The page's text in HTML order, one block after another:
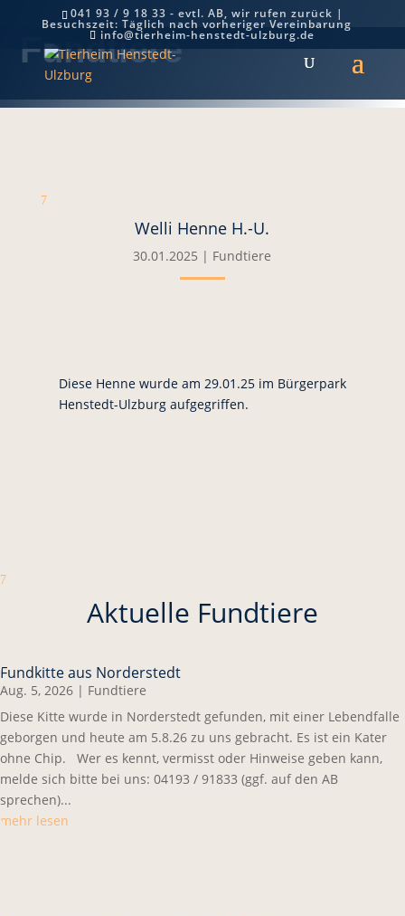
041 93 / 9 18 33 - evtl. AB, wir rufen zurück |
Besuchszeit: Täglich nach vorheriger Vereinbarung
info@tierheim-henstedt-ulzburg.de
Fundtiere
7
Welli Henne H.-U.
30.01.2025 | Fundtiere
Diese Henne wurde am 29.01.25 im Bürgerpark
Henstedt-Ulzburg aufgegriffen.
7
Aktuelle Fundtiere
Fundkitte aus Norderstedt
Aug. 5, 2026 | Fundtiere
Diese Kitte wurde in Norderstedt gefunden, mit einer Lebendfalle
geborgen und heute am 5.8.26 zu uns gebracht. Es ist ein Kater
ohne Chip. Wer es kennt, vermisst oder Hinweise geben kann,
melde sich bitte bei uns: 04193 / 91833 (ggf. auf den AB
sprechen)...
mehr lesen